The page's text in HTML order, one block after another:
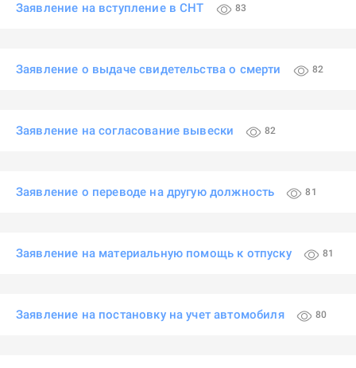
Заявление на вступление в СНТ 83
Заявление о выдаче свидетельства о смерти 82
Заявление на согласование вывески 82
Заявление о переводе на другую должность 81
Заявление на материальную помощь к отпуску 81
Заявление на постановку на учет автомобиля 80